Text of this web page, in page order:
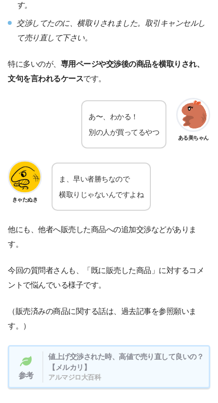
す。
交渉してたのに、横取りされました。取引キャンセルし
て売り直して下さい。
特に多いのが、 専用ページや交渉後の商品を横取りされ、
文句を言われるケースです。
ある美ちゃん
あ〜、わかる！
別の人が買ってるやつ
きゃたぬき
ま、早い者勝ちなので
横取りじゃないんですよね
他にも、他者へ販売した商品への追加交渉などがありま
す。
今回の質問者さんも、「既に販売した商品」に対するコメ
ントで悩んでいる様子です。
（販売済みの商品に関する話は、過去記事を参照願いま
す。）
参考
値上げ交渉された時、高値で売り直して良いの？
【メルカリ】
アルマジロ大百科